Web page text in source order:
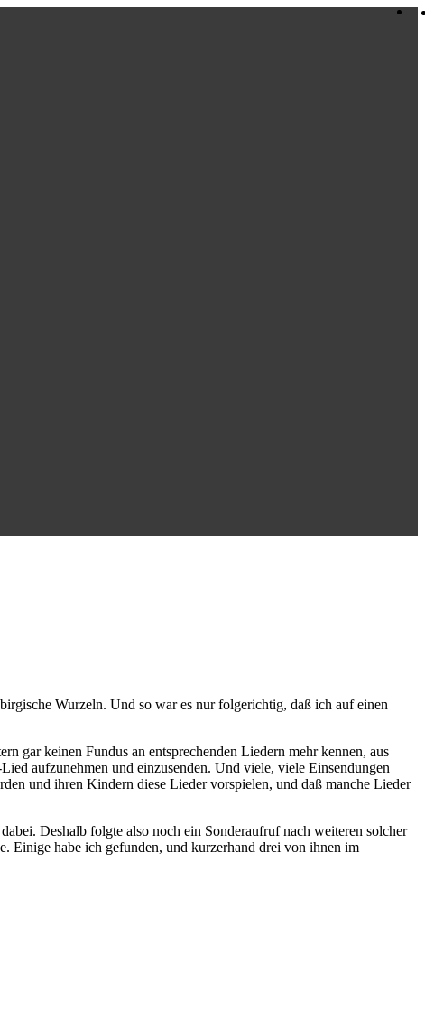
Wurzeln. Und so war es nur folgerichtig, daß ich auf einen
gar keinen Fundus an entsprechenden Liedern mehr kennen, aus
aufzunehmen und einzusenden. Und viele, viele Einsendungen
und ihren Kindern diese Lieder vorspielen, und daß manche Lieder
Deshalb folgte also noch ein Sonderaufruf nach weiteren solcher
Einige habe ich gefunden, und kurzerhand drei von ihnen im